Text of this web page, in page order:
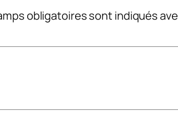
obligatoires sont indiqués